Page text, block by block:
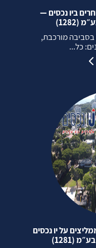
ביו נכסים —
בסביבה מורכבת,
כל...
על יו נכסים
(1281)